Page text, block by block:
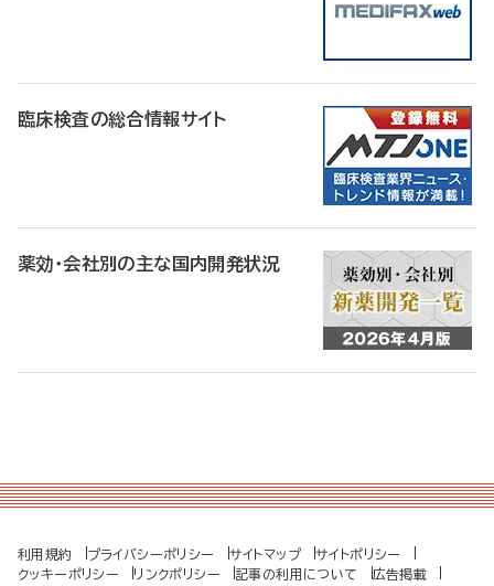
臨床検査の総合情報サイト
薬効・会社別の主な国内開発状況
利用規約 プライバシーポリシー サイトマップ
サイトポリシー
クッキーポリシー
リンクポリシー 記事の利用について 広告掲載